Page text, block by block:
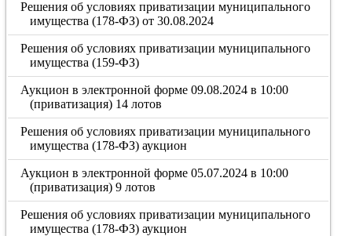
Решения об условиях приватизации муниципального
имущества (178-ФЗ) от 30.08.2024
Решения об условиях приватизации муниципального
имущества (159-ФЗ)
Аукцион в электронной форме 09.08.2024 в 10:00
(приватизация) 14 лотов
Решения об условиях приватизации муниципального
имущества (178-ФЗ) аукцион
Аукцион в электронной форме 05.07.2024 в 10:00
(приватизация) 9 лотов
Решения об условиях приватизации муниципального
имущества (178-ФЗ) аукцион